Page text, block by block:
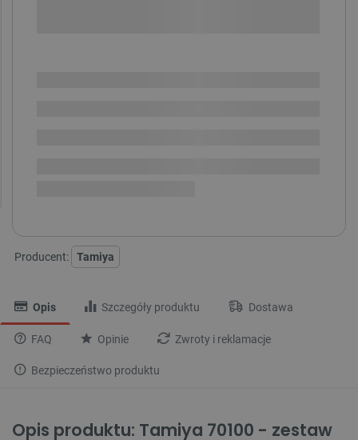
Producent: Tamiya
Opis Szczegóły produktu Dostawa
FAQ Opinie Zwroty i reklamacje
Bezpieczeństwo produktu
Opis produktu: Tamiya 70100 - zestaw